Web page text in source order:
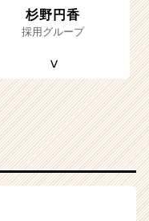
杉野円香
採用グループ